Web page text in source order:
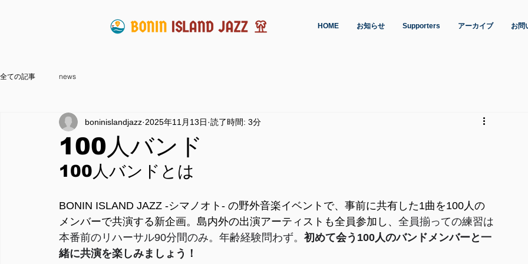
HOME お知らせ Supporters アーカイブ お問
全ての記事 news
100人バンド
boninislandjazz 2025年11月13日 読了時間: 3分
100人バンドとは
BONIN ISLAND JAZZ -シマノオト- の野外音楽イベントで、事前に共有した1曲を100人の
メンバーで共演する新企画。島内外の出演アーティストも全員参加し、 全員揃っての練習は
本番前のリハーサル90分間のみ。年齢経験問わず。 初めて会う100人のバンドメンバーと一
緒に共演を楽しみましょう！